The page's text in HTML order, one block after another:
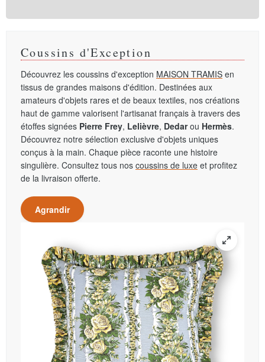
Coussins d'Exception
Découvrez les coussins d'exception MAISON TRAMIS en
tissus de grandes maisons d'édition. Destinées aux
amateurs d'objets rares et de beaux textiles, nos créations
haut de gamme valorisent l'artisanat français à travers des
étoffes signées Pierre Frey, Lelièvre, Dedarou Hermès.
Découvrez notre sélection exclusive d'objets uniques
conçus à la main. Chaque pièce raconte une histoire
singulière. Consultez tous nos coussins de luxe et profitez
de la livraison offerte.
Agrandir